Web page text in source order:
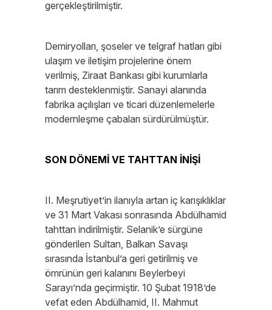
gerçekleştirilmiştir.
Demiryolları, şoseler ve telgraf hatları gibi
ulaşım ve iletişim projelerine önem
verilmiş, Ziraat Bankası gibi kurumlarla
tarım desteklenmiştir. Sanayi alanında
fabrika açılışları ve ticari düzenlemelerle
modernleşme çabaları sürdürülmüştür.
SON DÖNEMİ VE TAHTTAN İNİŞİ
II. Meşrutiyet’in ilanıyla artan iç karışıklıklar
ve 31 Mart Vakası sonrasında Abdülhamid
tahttan indirilmiştir. Selanik’e sürgüne
gönderilen Sultan, Balkan Savaşı
sırasında İstanbul’a geri getirilmiş ve
ömrünün geri kalanını Beylerbeyi
Sarayı’nda geçirmiştir. 10 Şubat 1918’de
vefat eden Abdülhamid, II. Mahmut